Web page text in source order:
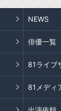
NEWS
俳優一覧
81ライブ
81メディ